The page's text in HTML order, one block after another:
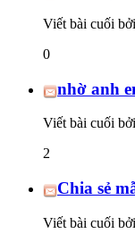
Viết bài cuối bởi
0
nhờ anh
Viết bài cuối bởi
2
Chia sẻ
Viết bài cuối bởi